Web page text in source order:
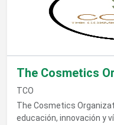
The Cosmetics
TCO
The Cosmetics
educación, innovación y